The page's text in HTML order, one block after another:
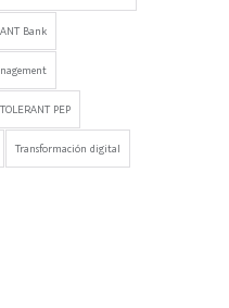
Bank
TOLERANT PEP
Transformación digital